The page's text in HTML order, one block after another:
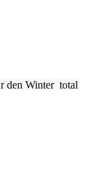
den Winter total